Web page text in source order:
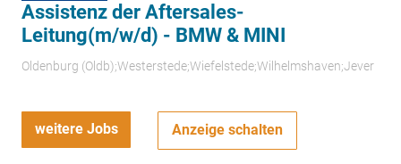
Assistenz der Aftersales-
Leitung(m/w/d) - BMW & MINI
Oldenburg (Oldb);Westerstede;Wiefelstede;Wilhelmshaven;Jever
weitere Jobs Anzeige schalten